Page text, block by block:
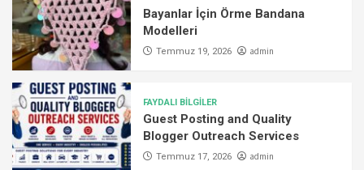
Bayanlar İçin Örme Bandana
Modelleri
Temmuz 19, 2026 admin
FAYDALI BİLGİLER
Guest Posting and Quality
Blogger Outreach Services
Temmuz 17, 2026 admin